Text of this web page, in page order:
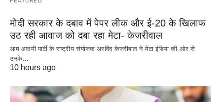
मोदी सरकार के दबाव में पेपर लीक और ई-20 के खिलाफ
उठ रही आवाज को दबा रहा मेटा- केजरीवाल
आम आदमी पार्टी के राष्ट्रीय संयोजक अरविंद केजरीवाल ने मेटा इंडिया की ओर से
उनके…
10 hours ago